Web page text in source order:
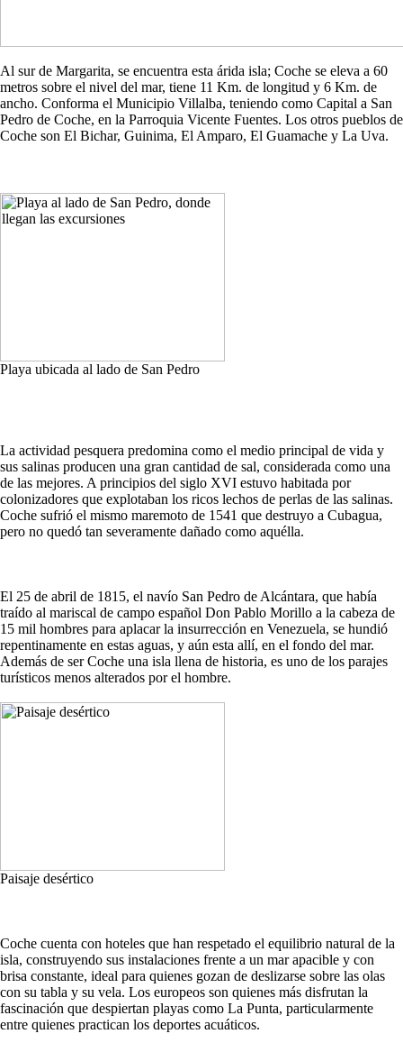
Al sur de Margarita, se encuentra esta árida isla; Coche se eleva a 60
metros sobre el nivel del mar, tiene 11 Km. de longitud y 6 Km. de
ancho. Conforma el Municipio Villalba, teniendo como Capital a San
Pedro de Coche, en la Parroquia Vicente Fuentes. Los otros pueblos de
Coche son El Bichar, Guinima, El Amparo, El Guamache y La Uva.
Playa ubicada al lado de San Pedro
La actividad pesquera predomina como el medio principal de vida y
sus salinas producen una gran cantidad de sal, considerada como una
de las mejores. A principios del siglo XVI estuvo habitada por
colonizadores que explotaban los ricos lechos de perlas de las salinas.
Coche sufrió el mismo maremoto de 1541 que destruyo a Cubagua,
pero no quedó tan severamente dañado como aquélla.
El 25 de abril de 1815, el navío San Pedro de Alcántara, que había
traído al mariscal de campo español Don Pablo Morillo a la cabeza de
15 mil hombres para aplacar la insurrección en Venezuela, se hundió
repentinamente en estas aguas, y aún esta allí, en el fondo del mar.
Además de ser Coche una isla llena de historia, es uno de los parajes
turísticos menos alterados por el hombre.
Paisaje desértico
Coche cuenta con hoteles que han respetado el equilibrio natural de la
isla, construyendo sus instalaciones frente a un mar apacible y con
brisa constante, ideal para quienes gozan de deslizarse sobre las olas
con su tabla y su vela. Los europeos son quienes más disfrutan la
fascinación que despiertan playas como La Punta, particularmente
entre quienes practican los deportes acuáticos.